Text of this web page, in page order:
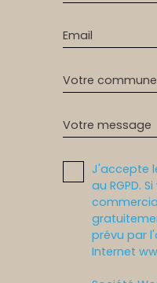
Email
Votre commune
Votre message
J'accepte
au RGPD.
prévu par
Internet